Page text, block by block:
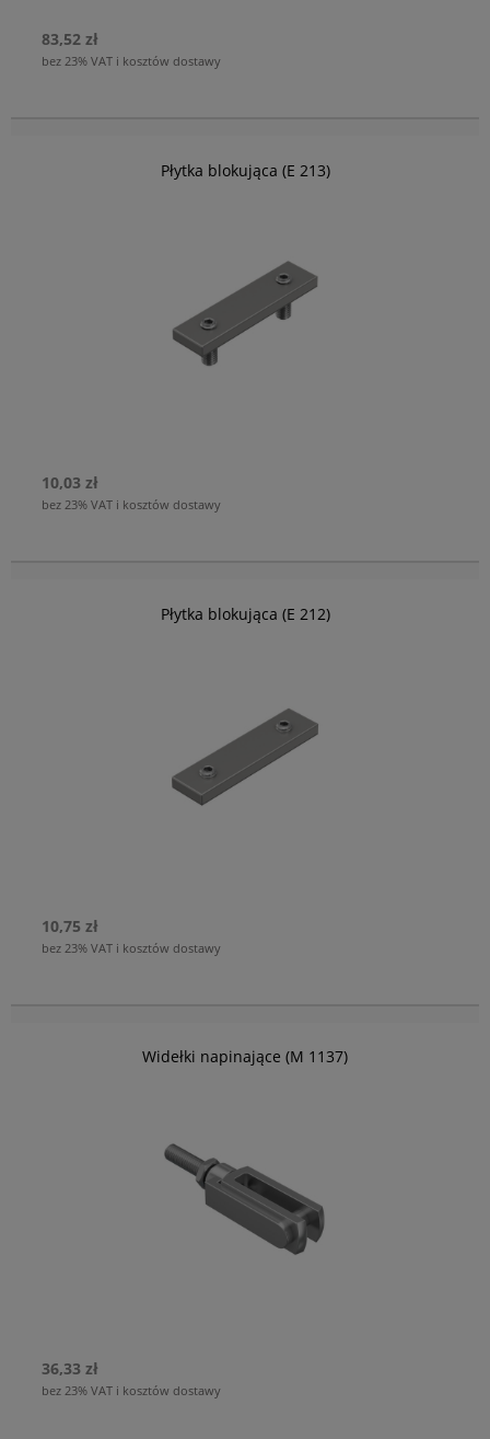
83,52 zł
bez 23% VAT i kosztów dostawy
Płytka blokująca (E 213)
10,03 zł
bez 23% VAT i kosztów dostawy
Płytka blokująca (E 212)
10,75 zł
bez 23% VAT i kosztów dostawy
Widełki napinające (M 1137)
36,33 zł
bez 23% VAT i kosztów dostawy